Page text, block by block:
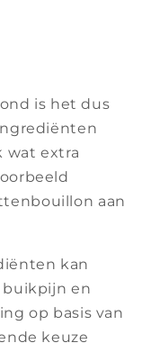
is het dus
wat extra
aan
kan
en
op basis van
keuze